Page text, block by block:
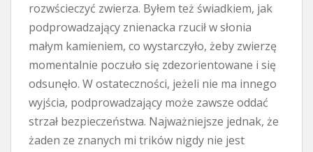
rozwścieczyć zwierza. Byłem też świadkiem, jak
podprowadzający znienacka rzucił w słonia
małym kamieniem, co wystarczyło, żeby zwierzę
momentalnie poczuło się zdezorientowane i się
odsunęło. W ostateczności, jeżeli nie ma innego
wyjścia, podprowadzający może zawsze oddać
strzał bezpieczeństwa. Najważniejsze jednak, że
żaden ze znanych mi trików nigdy nie jest